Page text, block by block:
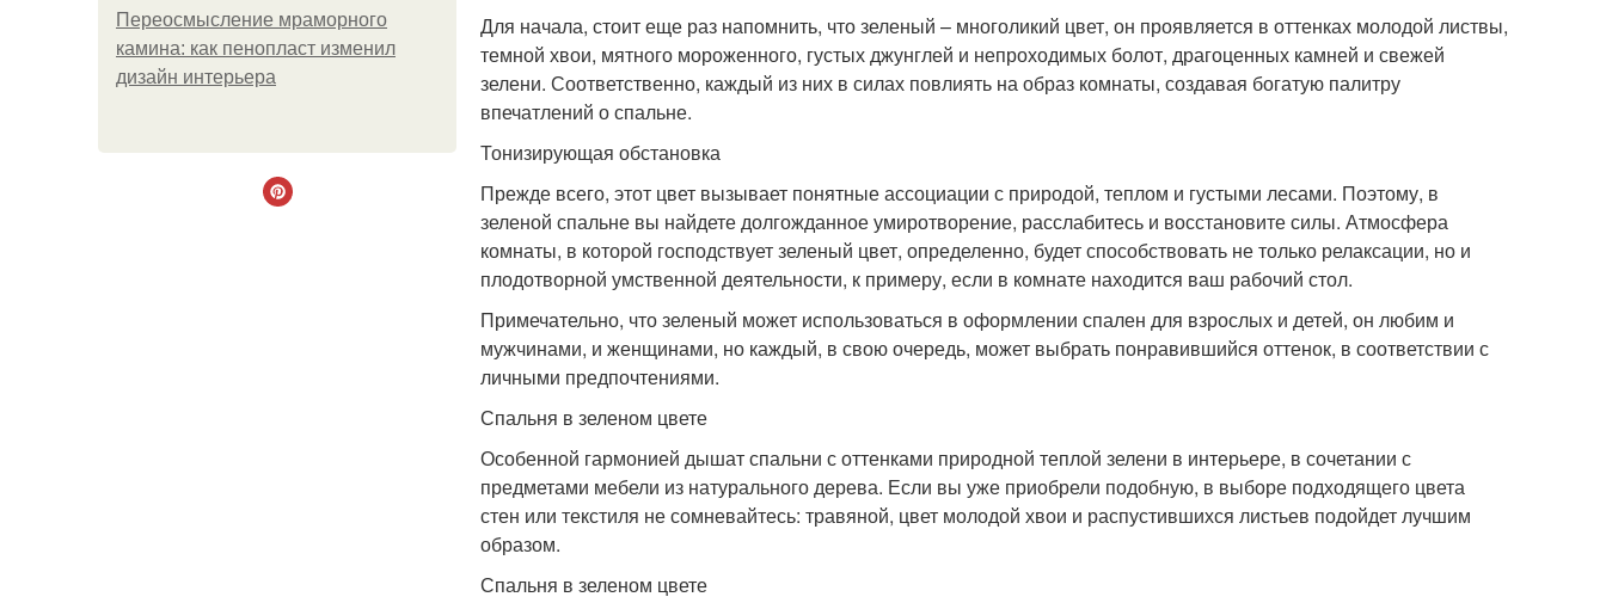
Переосмысление мраморного
камина: как пенопласт изменил
дизайн интерьера
Для начала, стоит еще раз напомнить, что зеленый – многоликий цвет, он проявляется в оттенках молодой листвы,
темной хвои, мятного мороженного, густых джунглей и непроходимых болот, драгоценных камней и свежей
зелени. Соответственно, каждый из них в силах повлиять на образ комнаты, создавая богатую палитру
впечатлений о спальне.
Тонизирующая обстановка
Прежде всего, этот цвет вызывает понятные ассоциации с природой, теплом и густыми лесами. Поэтому, в
зеленой спальне вы найдете долгожданное умиротворение, расслабитесь и восстановите силы. Атмосфера
комнаты, в которой господствует зеленый цвет, определенно, будет способствовать не только релаксации, но и
плодотворной умственной деятельности, к примеру, если в комнате находится ваш рабочий стол.
Примечательно, что зеленый может использоваться в оформлении спален для взрослых и детей, он любим и
мужчинами, и женщинами, но каждый, в свою очередь, может выбрать понравившийся оттенок, в соответствии с
личными предпочтениями.
Спальня в зеленом цвете
Особенной гармонией дышат спальни с оттенками природной теплой зелени в интерьере, в сочетании с
предметами мебели из натурального дерева. Если вы уже приобрели подобную, в выборе подходящего цвета
стен или текстиля не сомневайтесь: травяной, цвет молодой хвои и распустившихся листьев подойдет лучшим
образом.
Спальня в зеленом цвете